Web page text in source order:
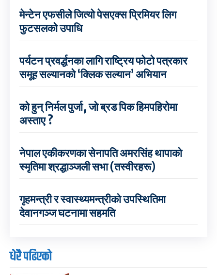
मेन्टेन एफसीले जित्यो पेसएक्स प्रिमियर लिग
फुटसलको उपाधि
पर्यटन प्रवर्द्धनका लागि राष्ट्रिय फोटो पत्रकार
समूह सल्यानको ‘क्लिक सल्यान’ अभियान
को हुन् निर्मल पुर्जा, जो ब्रड पिक हिमपहिरोमा
अस्ताए ?
नेपाल एकीकरणका सेनापति अमरसिंह थापाको
स्मृतिमा श्रद्धाञ्जली सभा (तस्वीरहरू)
गृहमन्त्री र स्वास्थ्यमन्त्रीको उपस्थितिमा
देवानगञ्ज घटनामा सहमति
धेरै पढिएको